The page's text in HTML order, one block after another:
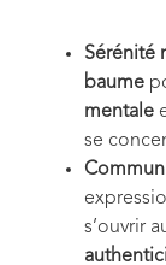
Sérénité
baume
mentale
se
s’ouvrir